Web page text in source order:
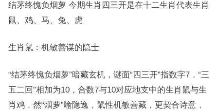
结茅终愧负烟萝 今期生肖四三开是在十二生肖代表生肖
鼠、鸡、马、兔、虎
生肖鼠：机敏善谋的隐士
“结茅终愧负烟萝”暗藏玄机，谜面“四三开”指数字7，“三
五二回”相加为10，合数7与10对应地支中的生肖鼠与生
肖鸡，然“烟萝”喻隐逸，鼠性机敏善藏，更契合诗意，